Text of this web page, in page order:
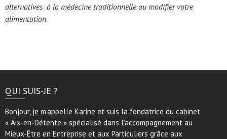
alternatives à la médecine traditionnelle ou modifier votre
alimentation.
QUI SUIS-JE ?
Bonjour, je m’appelle Karine et suis la fondatrice du cabinet
« Aix-en-Détente » spécialisé dans l’accompagnement au
Mieux-Être en Entreprise et aux Particuliers grâce aux